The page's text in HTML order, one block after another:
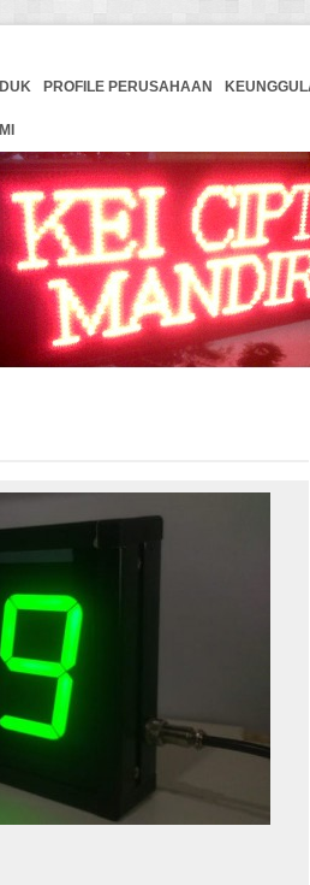
PROFILE PERUSAHAAN